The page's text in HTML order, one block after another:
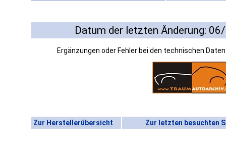
Datum der letzten Änderung:
Ergänzungen oder Fehler bei den technischen
Zur Herstellerübersicht Zur letzten besuchten